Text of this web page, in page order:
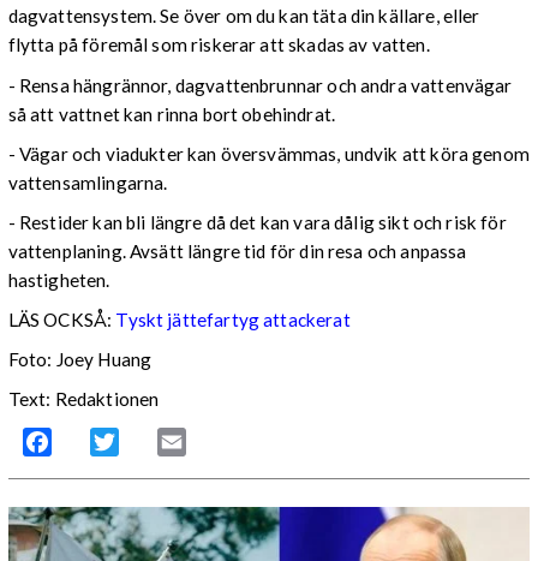
dagvattensystem. Se över om du kan täta din källare, eller
flytta på föremål som riskerar att skadas av vatten.
- Rensa hängrännor, dagvattenbrunnar och andra vattenvägar
så att vattnet kan rinna bort obehindrat.
- Vägar och viadukter kan översvämmas, undvik att köra genom
vattensamlingarna.
- Restider kan bli längre då det kan vara dålig sikt och risk för
vattenplaning. Avsätt längre tid för din resa och anpassa
hastigheten.
LÄS OCKSÅ: Tyskt jättefartyg attackerat
Foto: Joey Huang
Text: Redaktionen
Facebook Twitter